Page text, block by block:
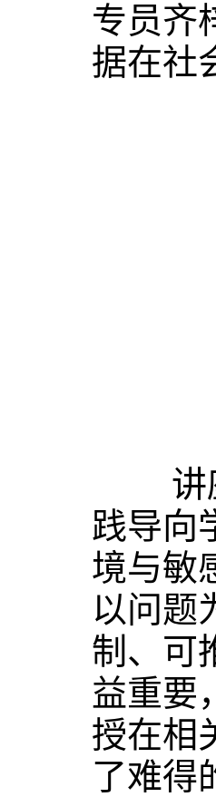
专员齐
据在社
讲座
践导向
境与敏
以问题
制、可
益重要
授在相
了难得